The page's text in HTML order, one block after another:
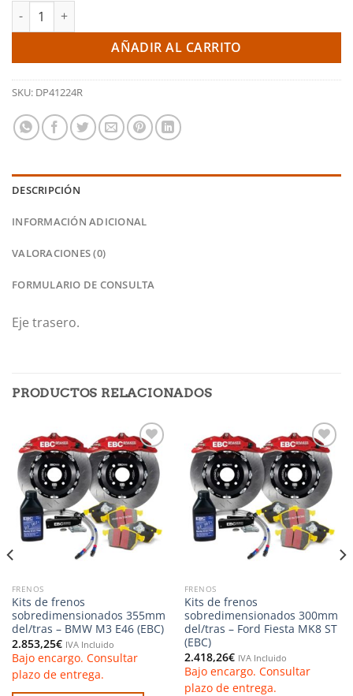
Pastillas de freno traseras Yellowstuff - Lexus IS200 (EBC)
AÑADIR AL CARRITO
SKU: DP41224R
DESCRIPCIÓN
INFORMACIÓN ADICIONAL
VALORACIONES (0)
FORMULARIO DE CONSULTA
Eje trasero.
PRODUCTOS RELACIONADOS
Añadir
a la
lista de
deseos
FRENOS
Kits de frenos
sobredimensionados 355mm
del/tras – BMW M3 E46 (EBC)
2.853,25€ IVA Incluido
Bajo encargo. Consultar
plazo de entrega.
Añadir
a la
lista de
deseos
FRENOS
Kits de frenos
sobredimensionados 300mm
del/tras – Ford Fiesta MK8 ST
(EBC)
2.418,26€ IVA Incluido
Bajo encargo. Consultar
plazo de entrega.